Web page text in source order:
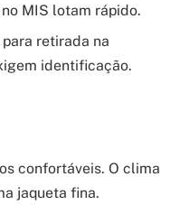
MIS lotam rápido.
retirada na
identificação.
confortáveis. O clima
jaqueta fina.